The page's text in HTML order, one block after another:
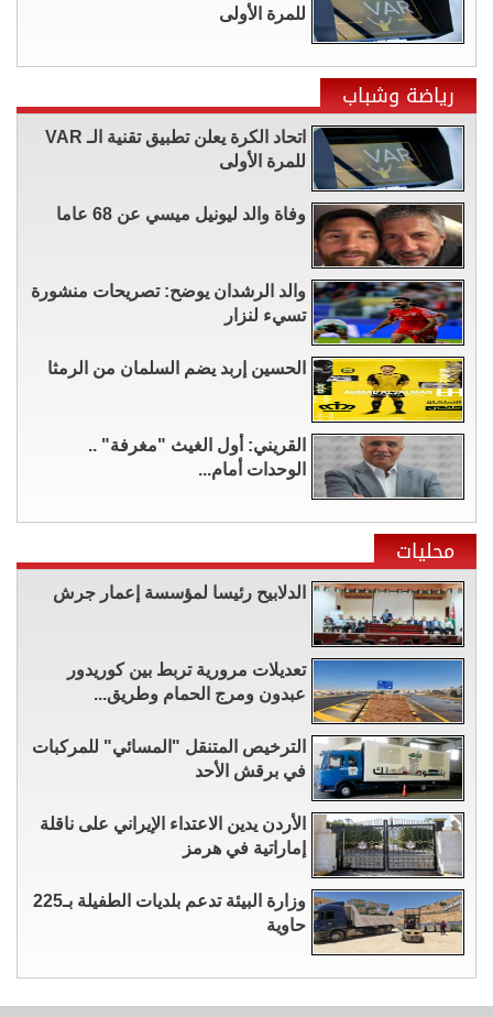
للمرة الأولى
رياضة وشباب
اتحاد الكرة يعلن تطبيق تقنية الـ VAR
للمرة الأولى
وفاة والد ليونيل ميسي عن 68 عاما
والد الرشدان يوضح: تصريحات منشورة
تسيء لنزار
الحسين إربد يضم السلمان من الرمثا
القريني: أول الغيث "مغرفة" ..
الوحدات أمام...
محليات
الدلابيح رئيسا لمؤسسة إعمار جرش
تعديلات مرورية تربط بين كوريدور
عبدون ومرج الحمام وطريق...
الترخيص المتنقل "المسائي" للمركبات
في برقش الأحد
الأردن يدين الاعتداء الإيراني على ناقلة
إماراتية في هرمز
وزارة البيئة تدعم بلديات الطفيلة بـ225
حاوية